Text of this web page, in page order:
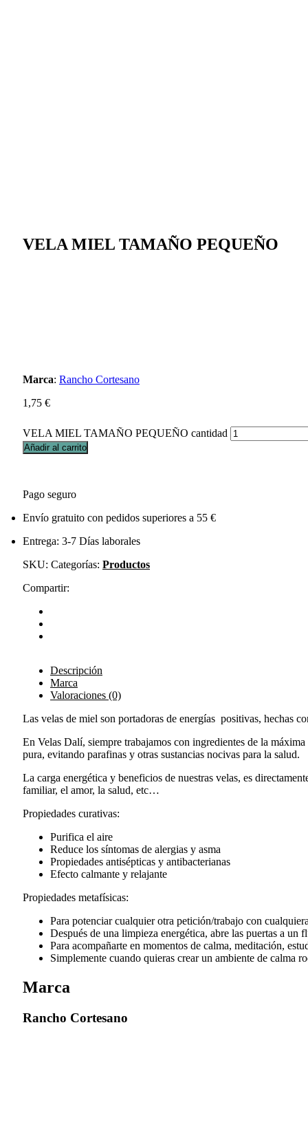
VELA MIEL TAMAÑO PEQUEÑO
Marca: Rancho Cortesano
1,75 €
VELA MIEL TAMAÑO PEQUEÑO cantidad
Añadir al carrito
Pago seguro
Envío gratuito con pedidos superiores a 55 €
Entrega: 3-7 Días laborales
SKU: Categorías: Productos
Compartir:
Descripción
Marca
Valoraciones (0)
Las velas de miel son portadoras de energías positivas, hechas
En Velas Dalí, siempre trabajamos con ingredientes de la
pura, evitando parafinas y otras sustancias nocivas para la salud.
La carga energética y beneficios de nuestras velas, es
familiar, el amor, la salud, etc…
Propiedades curativas:
Purifica el aire
Reduce los síntomas de alergias y asma
Propiedades antisépticas y antibacterianas
Efecto calmante y relajante
Propiedades metafísicas:
Para potenciar cualquier otra petición/trabajo con
Después de una limpieza energética, abre las puertas a un
Para acompañarte en momentos de calma, meditación,
Simplemente cuando quieras crear un ambiente de calma
Marca
Rancho Cortesano